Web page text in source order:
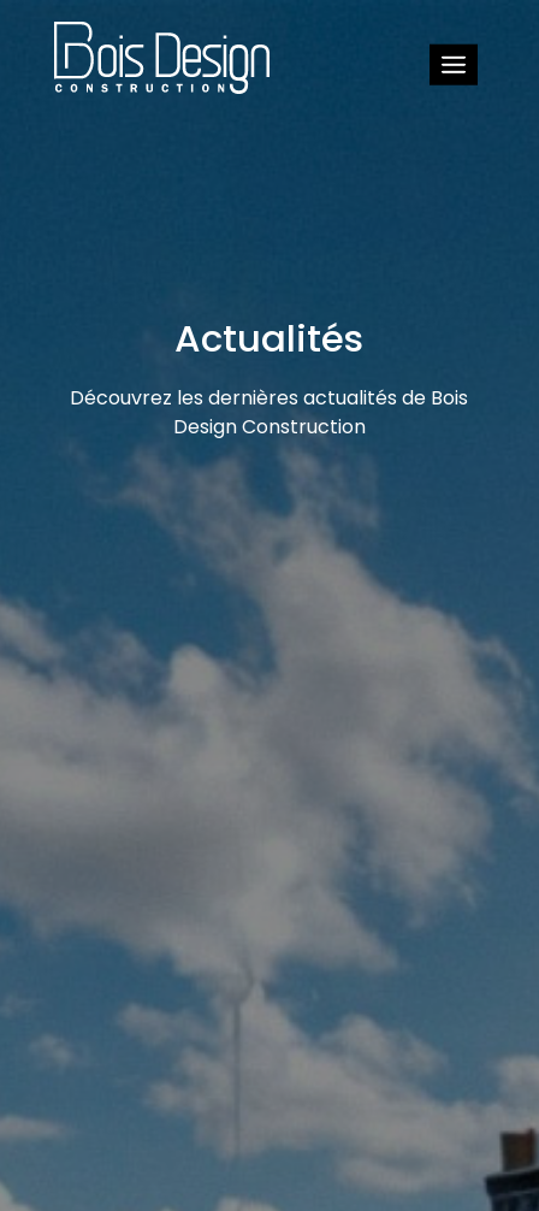
Actualités
Découvrez les dernières actualités de Bois
Design Construction